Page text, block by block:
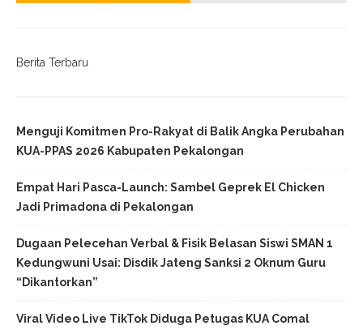
Berita Terbaru
Menguji Komitmen Pro-Rakyat di Balik Angka Perubahan
KUA-PPAS 2026 Kabupaten Pekalongan
Empat Hari Pasca-Launch: Sambel Geprek El Chicken
Jadi Primadona di Pekalongan
Dugaan Pelecehan Verbal & Fisik Belasan Siswi SMAN 1
Kedungwuni Usai: Disdik Jateng Sanksi 2 Oknum Guru
“Dikantorkan”
Viral Video Live TikTok Diduga Petugas KUA Comal